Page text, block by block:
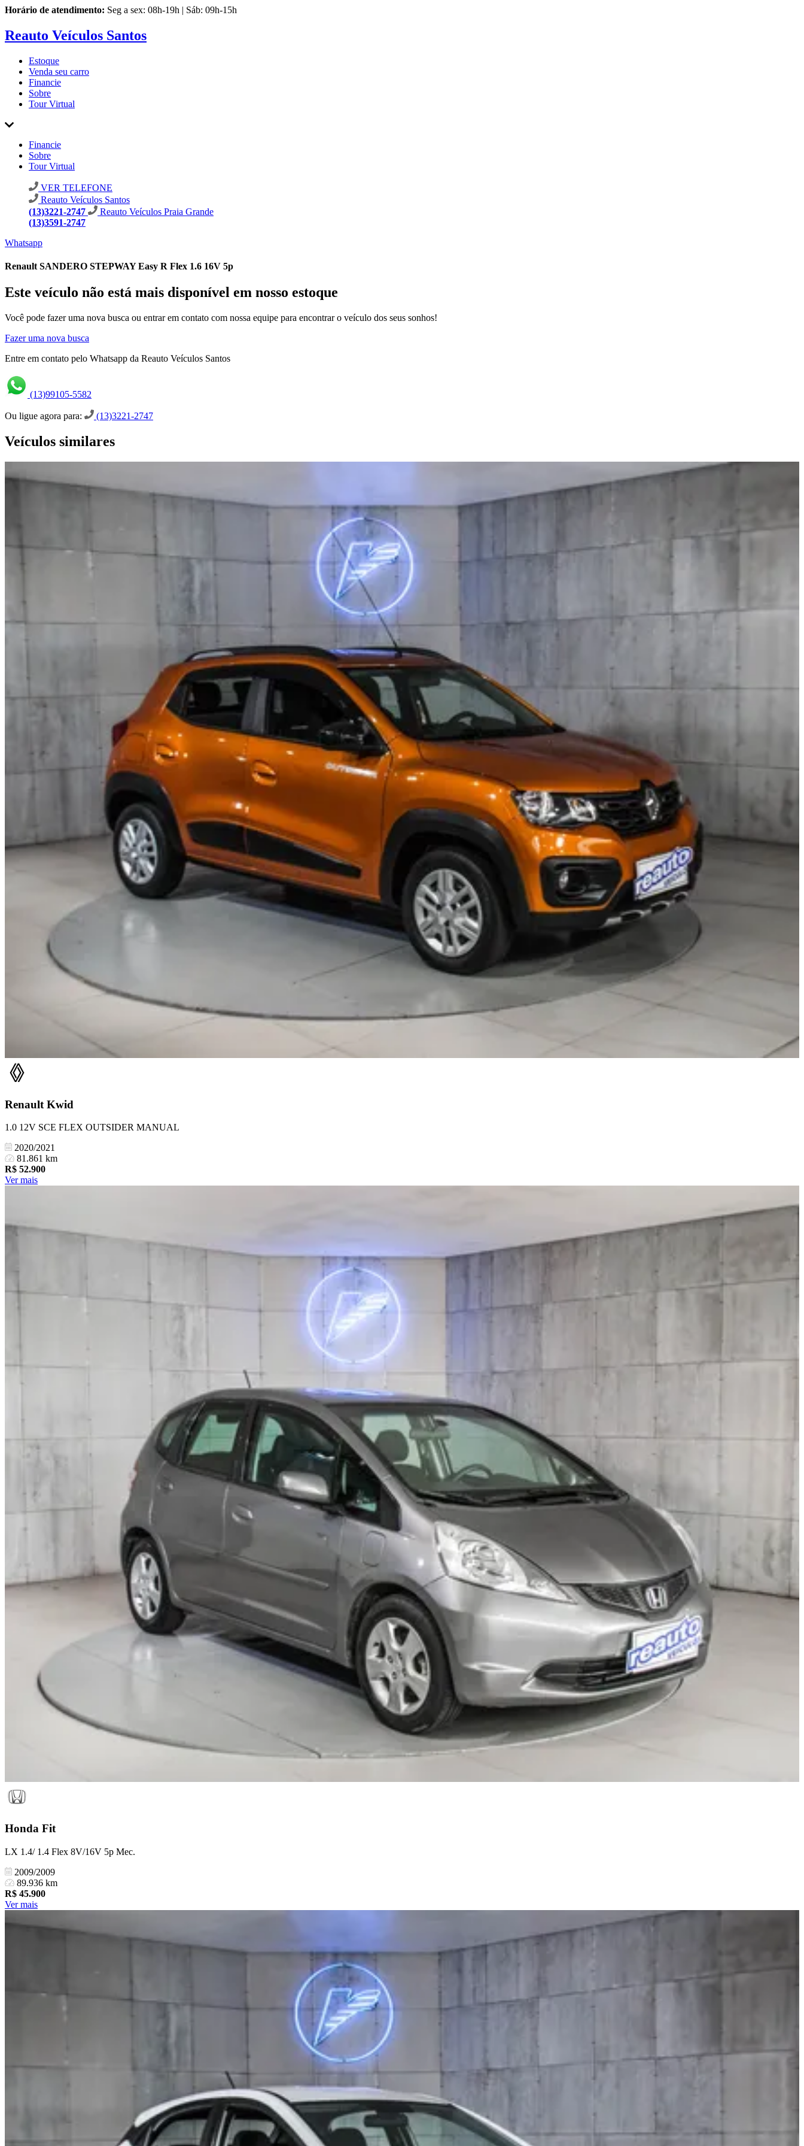
Horário de atendimento: Seg a sex: 08h-19h | Sáb: 09h-15h
Reauto Veículos Santos
Estoque
Venda seu carro
Financie
Sobre
Tour Virtual
Financie
Sobre
Tour Virtual
VER TELEFONE
Reauto Veículos Santos
(13)3221-2747
Reauto Veículos Praia Grande
(13)3591-2747
Whatsapp
Renault SANDERO STEPWAY Easy R Flex 1.6 16V 5p
Este veículo não está mais disponível em nosso estoque
Você pode fazer uma nova busca ou entrar em contato com nossa equipe para encontrar o veículo dos seus sonhos!
Fazer uma nova busca
Entre em contato pelo Whatsapp da Reauto Veículos Santos
(13)99105-5582
Ou ligue agora para: (13)3221-2747
Veículos similares
Renault Kwid
1.0 12V SCE FLEX OUTSIDER MANUAL
2020/2021
81.861 km
R$ 52.900
Ver mais
Honda Fit
LX 1.4/ 1.4 Flex 8V/16V 5p Mec.
2009/2009
89.936 km
R$ 45.900
Ver mais